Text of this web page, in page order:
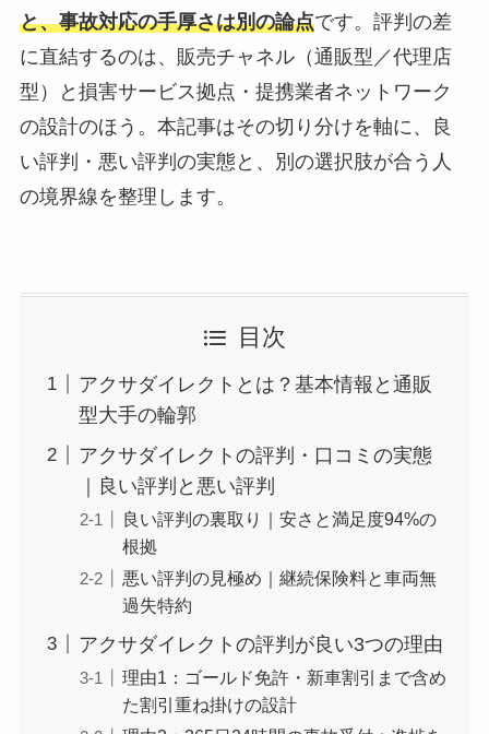
と、事故対応の手厚さは別の論点です。評判の差
に直結するのは、販売チャネル（通販型／代理店
型）と損害サービス拠点・提携業者ネットワーク
の設計のほう。本記事はその切り分けを軸に、良
い評判・悪い評判の実態と、別の選択肢が合う人
の境界線を整理します。
目次
アクサダイレクトとは？基本情報と通販
型大手の輪郭
アクサダイレクトの評判・口コミの実態
｜良い評判と悪い評判
良い評判の裏取り｜安さと満足度94%の
根拠
悪い評判の見極め｜継続保険料と車両無
過失特約
アクサダイレクトの評判が良い3つの理由
理由1：ゴールド免許・新車割引まで含め
た割引重ね掛けの設計